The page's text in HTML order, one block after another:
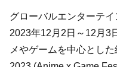
グローバルエンターテイ
2023年12月2日～12月3
メやゲームを中心とし